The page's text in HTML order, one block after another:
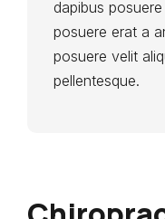
dapibus
posuere erat a
posuere velit
pellentesque.